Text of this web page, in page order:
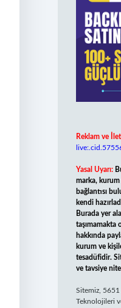
Reklam ve
Yasal Uyarı:
marka, kurum
bağlantısı
kendi
Burada yer
taşımamakta
hakkında
kurum ve
tesadüfidir.
ve tavsiye
Sitemiz, 5651
Teknolojileri